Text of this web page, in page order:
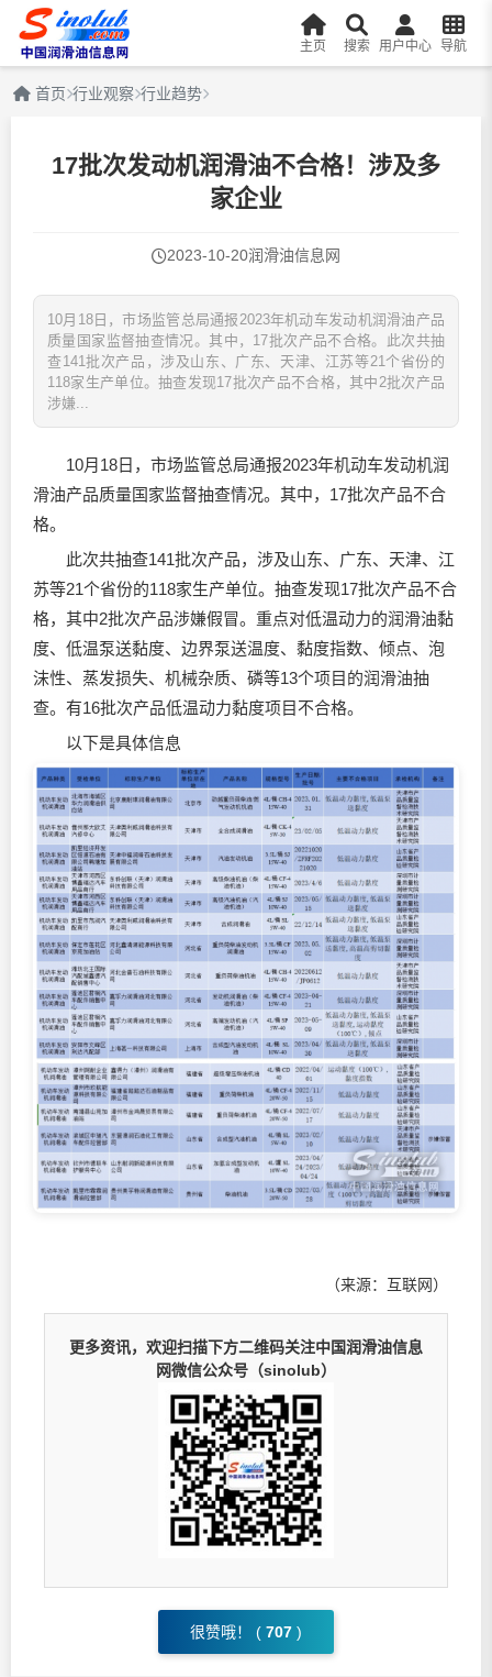
主页 搜索 用户中心 导航
首页 行业观察 行业趋势
17批次发动机润滑油不合格！涉及多
家企业
2023-10-20润滑油信息网
10月18日，市场监管总局通报2023年机动车发动机润滑油产品
质量国家监督抽查情况。其中，17批次产品不合格。此次共抽
查141批次产品，涉及山东、广东、天津、江苏等21个省份的
118家生产单位。抽查发现17批次产品不合格，其中2批次产品
涉嫌...
10月18日，市场监管总局通报2023年机动车发动机润
滑油产品质量国家监督抽查情况。其中，17批次产品不合
格。
此次共抽查141批次产品，涉及山东、广东、天津、江
苏等21个省份的118家生产单位。抽查发现17批次产品不合
格，其中2批次产品涉嫌假冒。重点对低温动力的润滑油黏
度、低温泵送黏度、边界泵送温度、黏度指数、倾点、泡
沫性、蒸发损失、机械杂质、磷等13个项目的润滑油抽
查。有16批次产品低温动力黏度项目不合格。
以下是具体信息
（来源：互联网）
更多资讯，欢迎扫描下方二维码关注中国润滑油信息
网微信公众号（sinolub）
很赞哦！ ( 707 )